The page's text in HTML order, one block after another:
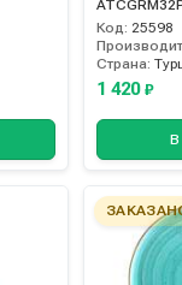
Код: 25598
Страна:
1 420 ₽
В